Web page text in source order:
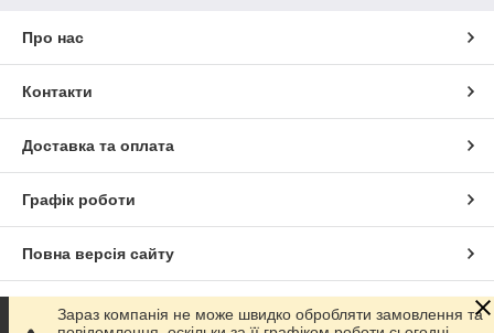
Про нас
Контакти
Доставка та оплата
Графік роботи
Повна версія сайту
Сайт створено на маркетплейсі Prom.ua
Зараз компанія не може швидко обробляти замовлення та